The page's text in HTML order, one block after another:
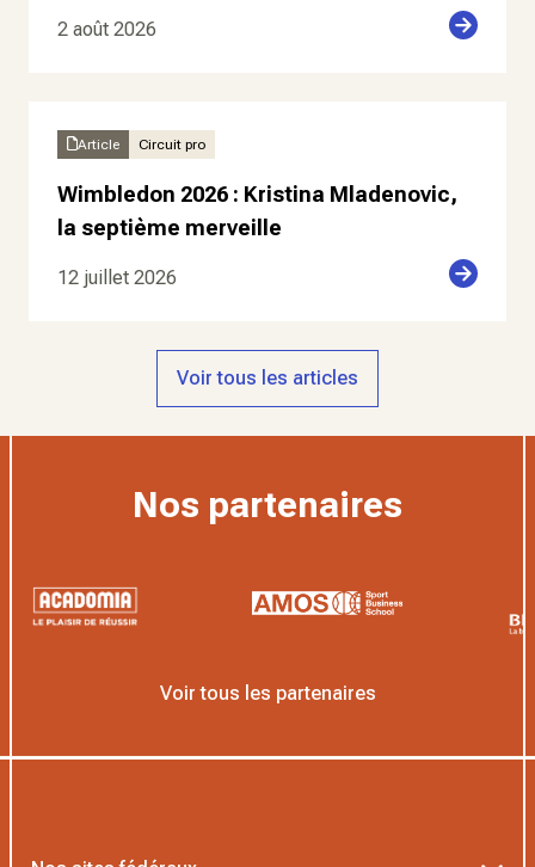
2 août 2026
Article Circuit pro
Wimbledon 2026 : Kristina Mladenovic,
la septième merveille
12 juillet 2026
Voir tous les articles
Nos partenaires
Voir tous les partenaires